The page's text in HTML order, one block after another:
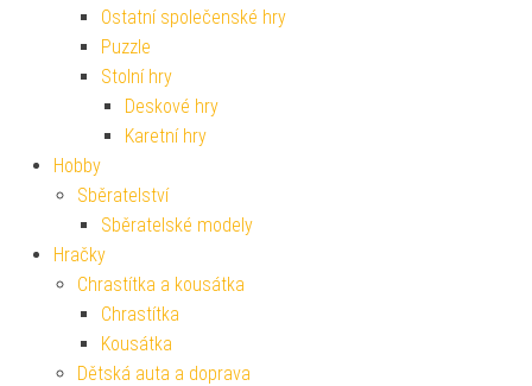
Ostatní společenské hry
Puzzle
Stolní hry
Deskové hry
Karetní hry
Hobby
Sběratelství
Sběratelské modely
Hračky
Chrastítka a kousátka
Chrastítka
Kousátka
Dětská auta a doprava